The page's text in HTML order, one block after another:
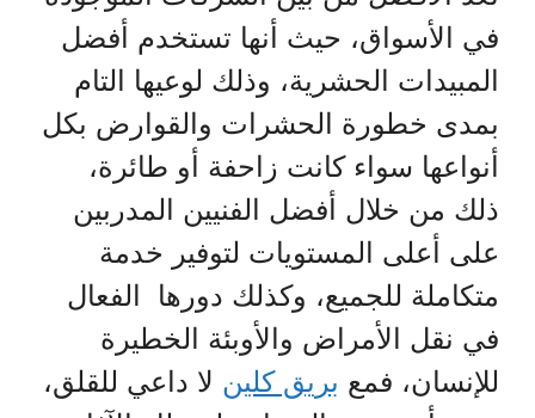
في الأسواق، حيث أنها تستخدم أفضل
المبيدات الحشرية، وذلك لوعيها التام
بمدى خطورة الحشرات والقوارض بكل
أنواعها سواء كانت زاحفة أو طائرة،
ذلك من خلال أفضل الفنيين المدربين
على أعلى المستويات لتوفير خدمة
متكاملة للجميع، وكذلك دورها الفعال
في نقل الأمراض والأوبئة الخطيرة
للإنسان، فمع بريق كلين لا داعي للقلق،